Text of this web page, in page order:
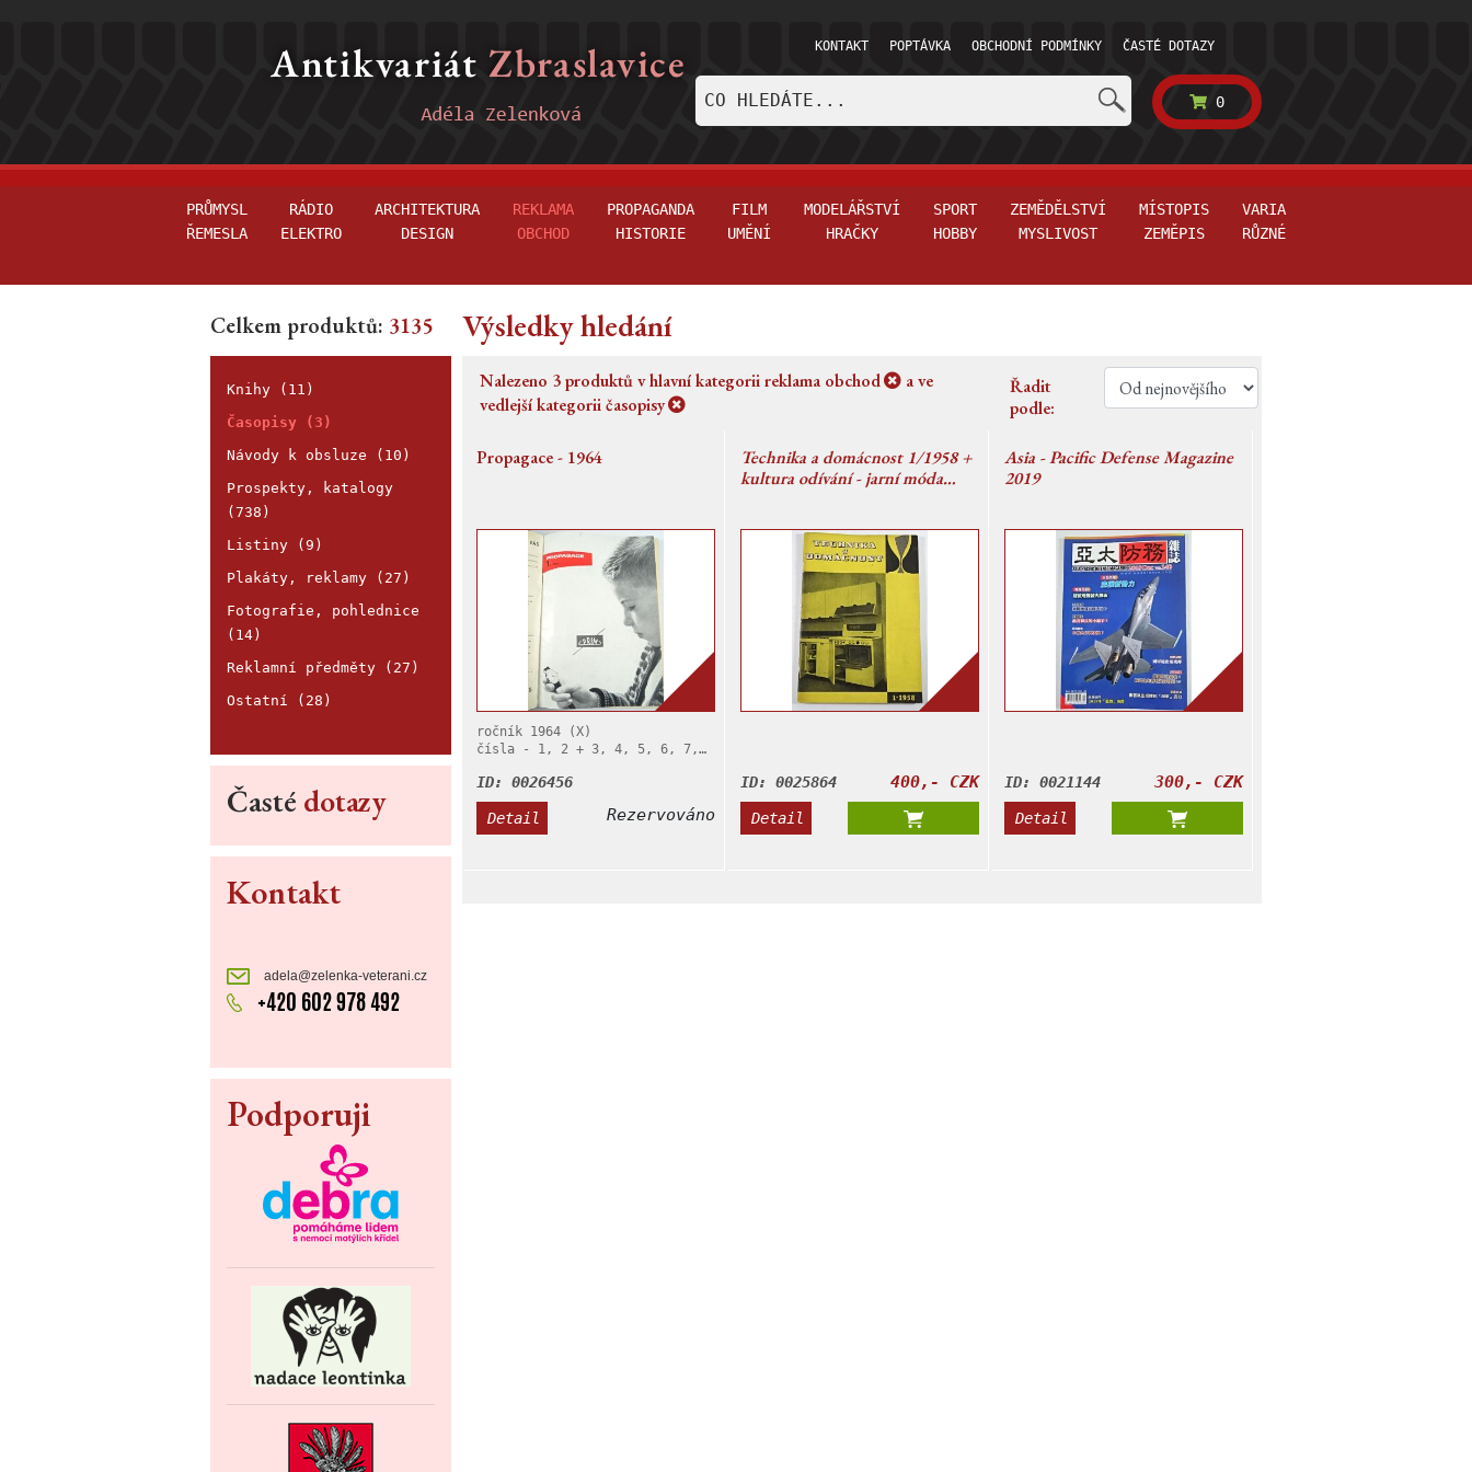
KONTAKT POPTÁVKA OBCHODNÍ PODMÍNKY ČASTÉ DOTAZY
0
PRŮMYSL
ŘEMESLA
RÁDIO
ELEKTRO
ARCHITEKTURA
DESIGN
REKLAMA
OBCHOD
PROPAGANDA
HISTORIE
FILM
UMĚNÍ
MODELÁŘSTVÍ
HRAČKY
SPORT
HOBBY
ZEMĚDĚLSTVÍ
MYSLIVOST
MÍSTOPIS
ZEMĚPIS
VARIA
RŮZNÉ
Celkem produktů: 3135
Knihy (11)
Časopisy (3)
Návody k obsluze (10)
Prospekty, katalogy
(738)
Listiny (9)
Plakáty, reklamy (27)
Fotografie, pohlednice
(14)
Reklamní předměty (27)
Ostatní (28)
Časté dotazy
Kontakt
adela@zelenka-veterani.cz
+420 602 978 492
Podporuji
Výsledky hledání
Nalezeno 3produktů v hlavní kategoriireklama obchod
a ve
vedlejší kategoriičasopisy
Řadit
podle:
Propagace - 1964
ročník 1964 (X)
čísla - 1, 2 + 3, 4, 5, 6, 7,
V případě zájmu o tuto položku…
ID: 0026456
Detail Rezervováno
Technika a domácnost 1/1958 +
kultura odívání - jarní móda
ID: 0025864 400,- CZK
Detail
Asia - Pacific Defense Magazine
2019
ID: 0021144 300,- CZK
Detail